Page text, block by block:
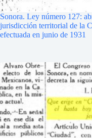
Sonora. Ley número 127:
jurisdicción territorial de la
efectuada en junio de 1931